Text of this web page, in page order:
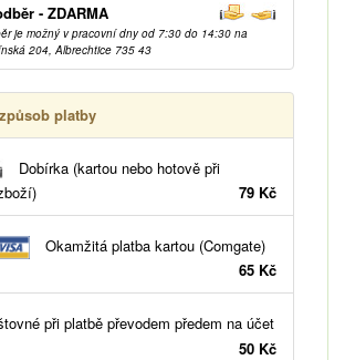
- ZDARMA
je možný v pracovní dny od 7:30 do 14:30 na
204, Albrechtice 735 43
platby
Dobírka (kartou nebo hotově při
79 Kč
Okamžitá platba kartou (Comgate)
65 Kč
při platbě převodem předem na účet
50 Kč